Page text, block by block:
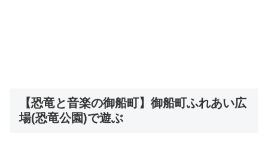
【恐竜と音楽の御船町】御船町ふれあい広
場(恐竜公園)で遊ぶ